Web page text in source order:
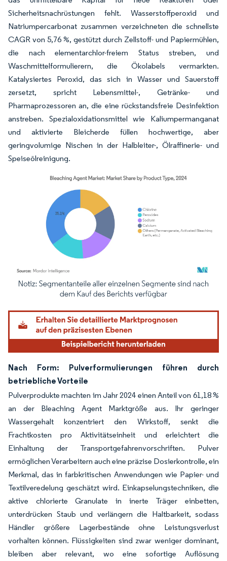
Sicherheitsnachrüstungen fehlt. Wasserstoffperoxid und
Natriumpercarbonat zusammen verzeichneten die schnellste
CAGR von 5,76 %, gestützt durch Zellstoff- und Papiermühlen,
die nach elementarchlor-freiem Status streben, und
Waschmittelformulierern, die Ökolabels vermarkten.
Katalysiertes Peroxid, das sich in Wasser und Sauerstoff
zersetzt, spricht Lebensmittel-, Getränke- und
Pharmaprozessoren an, die eine rückstandsfreie Desinfektion
anstreben. Spezialoxidationsmittel wie Kaliumpermanganat
und aktivierte Bleicherde füllen hochwertige, aber
geringvolumige Nischen in der Halbleiter-, Ölraffinerie- und
Speiseölreinigung.
Bild © Mordor Intelligence. Wiederverwendung erfordert Namensnennung
Nach Form: Pulverformulierungen führen durch
betriebliche Vorteile
Pulverprodukte machten im Jahr 2024 einen Anteil von 61,18 %
an der Bleaching Agent Marktgröße aus. Ihr geringer
Wassergehalt konzentriert den Wirkstoff, senkt die
Frachtkosten pro Aktivitätseinheit und erleichtert die
Einhaltung der Transportgefahrenvorschriften. Pulver
ermöglichen Verarbeitern auch eine präzise Dosierkontrolle, ein
Merkmal, das in farbkritischen Anwendungen wie Papier- und
Textilveredelung geschätzt wird. Einkapselungstechniken, die
aktive chlorierte Granulate in inerte Träger einbetten,
unterdrücken Staub und verlängern die Haltbarkeit, sodass
Händler größere Lagerbestände ohne Leistungsverlust
vorhalten können. Flüssigkeiten sind zwar weniger dominant,
bleiben aber relevant, wo eine sofortige Auflösung